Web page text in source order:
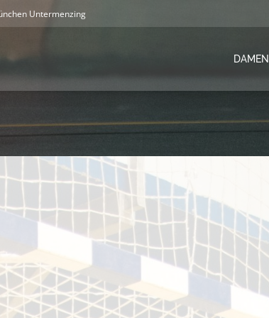
Untermenzing
DAMEN